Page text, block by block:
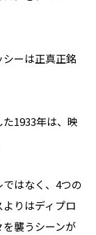
ーは正真正銘
1933年は、映
はなく、4つの
りはディプロ
襲うシーンが